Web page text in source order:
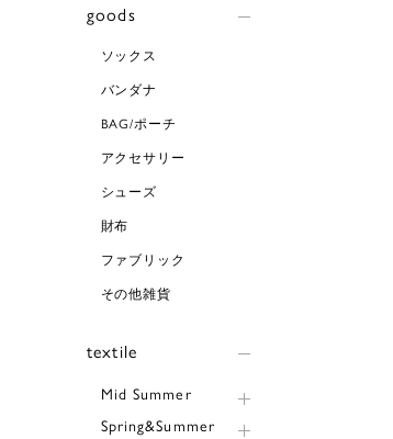
goods
ソックス
バンダナ
BAG/ポーチ
アクセサリー
シューズ
財布
ファブリック
その他雑貨
textile
Mid Summer
Spring&Summer